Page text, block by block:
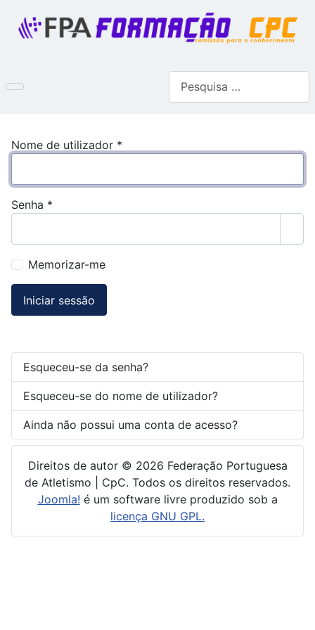
Nome de utilizador *
Senha *
Memorizar-me
Iniciar sessão
Esqueceu-se da senha?
Esqueceu-se do nome de utilizador?
Ainda não possui uma conta de acesso?
Direitos de autor © 2026 Federação Portuguesa
de Atletismo | CpC. Todos os direitos reservados.
Joomla! é um software livre produzido sob a
licença GNU GPL.